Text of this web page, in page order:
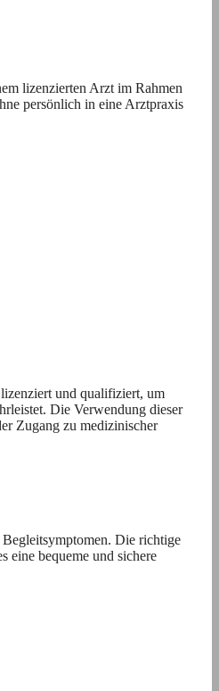
lizenzierten Arzt im Rahmen
persönlich in eine Arztpraxis
und qualifiziert, um
Die Verwendung dieser
Zugang zu medizinischer
Die richtige
eine bequeme und sichere